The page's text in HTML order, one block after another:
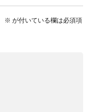
※ が付いている欄は必須項